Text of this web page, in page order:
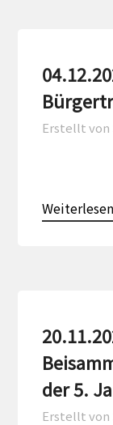
Erstellt von
Weiterlesen
der 5.
Erstellt von